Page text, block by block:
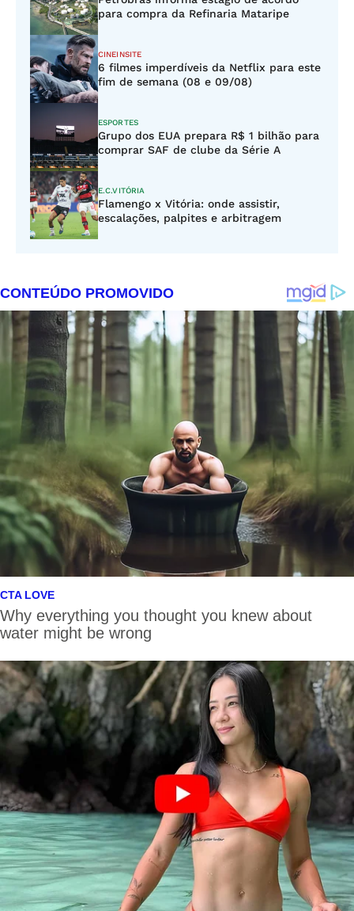
para compra da Refinaria Mataripe
CINEINSITE
6 filmes imperdíveis da Netflix para este
fim de semana (08 e 09/08)
ESPORTES
Grupo dos EUA prepara R$ 1 bilhão para
comprar SAF de clube da Série A
E.C.VITÓRIA
Flamengo x Vitória: onde assistir,
escalações, palpites e arbitragem